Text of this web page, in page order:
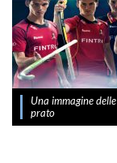
Una immagine
prato